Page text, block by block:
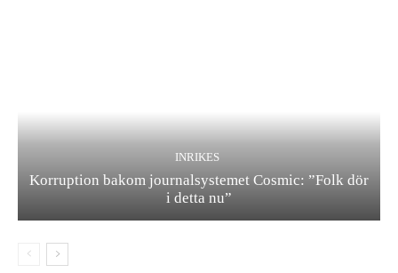
INRIKES
Korruption bakom journalsystemet Cosmic: ”Folk dör
i detta nu”